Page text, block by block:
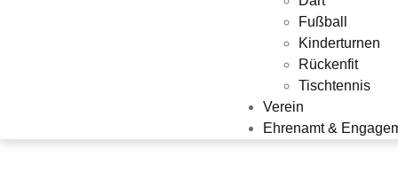
Fußball
Kinderturnen
Rückenfit
Tischtennis
Verein
Ehrenamt &